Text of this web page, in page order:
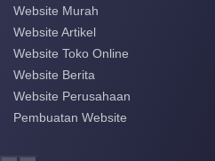
Website Murah
Website Artikel
Website Toko Online
Website Berita
Website Perusahaan
Pembuatan Website